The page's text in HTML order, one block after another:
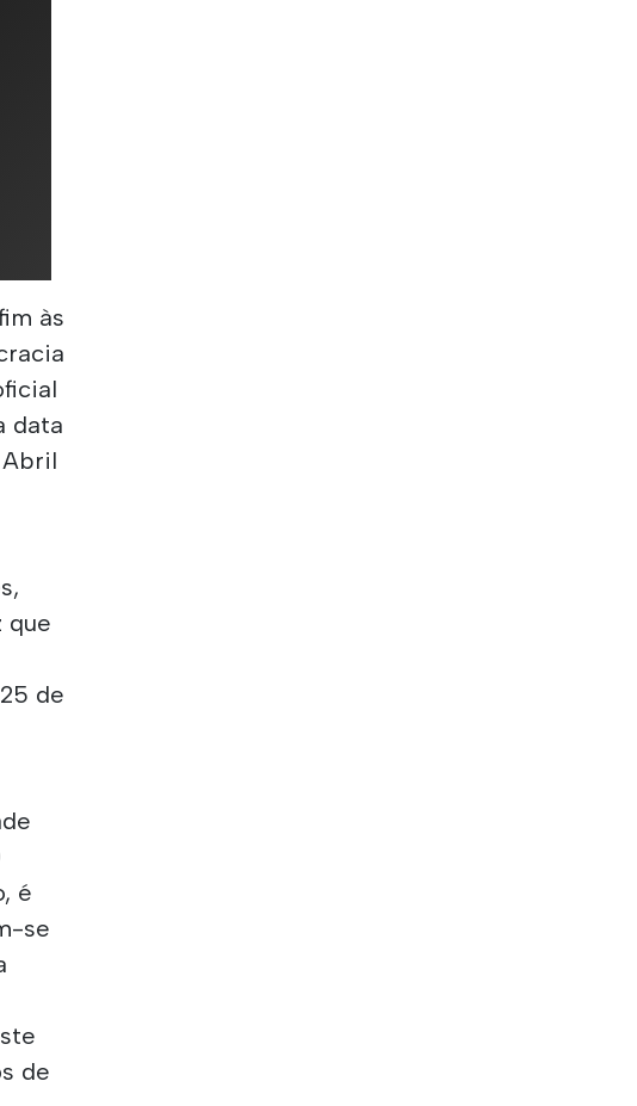
às
data
que
de
é
se
de